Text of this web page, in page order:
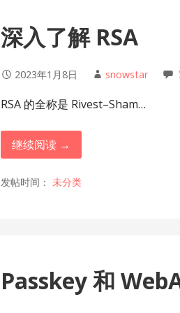
深入了解 RSA
2023年1月8日 snowstar
RSA 的全称是 Rivest–Sham…
继续阅读 →
发帖时间：未分类
Passkey 和